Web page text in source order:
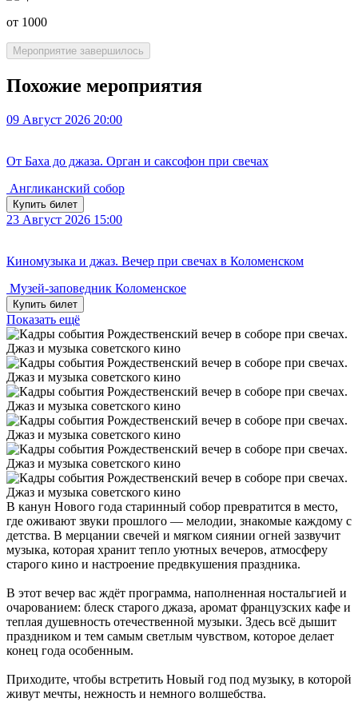
от 1000
Мероприятие завершилось
Похожие мероприятия
09 Август 2026 20:00
От Баха до джаза. Орган и саксофон при свечах
Англиканский собор
Купить билет
23 Август 2026 15:00
Киномузыка и джаз. Вечер при свечах в Коломенском
Музей-заповедник Коломенское
Купить билет
Показать ещё
В канун Нового года старинный собор превратится в место,
где оживают звуки прошлого — мелодии, знакомые каждому с
детства. В мерцании свечей и мягком сиянии огней зазвучит
музыка, которая хранит тепло уютных вечеров, атмосферу
старого кино и настроение предвкушения праздника.
В этот вечер вас ждёт программа, наполненная ностальгией и
очарованием: блеск старого джаза, аромат французских кафе и
теплая душевность отечественной музыки. Здесь всё дышит
праздником и тем самым светлым чувством, которое делает
конец года особенным.
Приходите, чтобы встретить Новый год под музыку, в которой
живут мечты, нежность и немного волшебства.